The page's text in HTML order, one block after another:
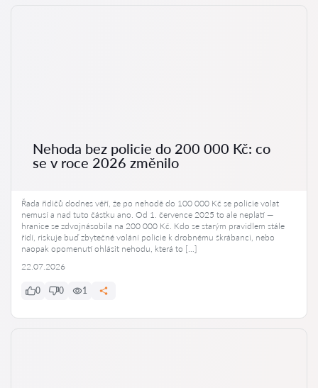
Nehoda bez policie do 200 000 Kč: co
se v roce 2026 změnilo
Řada řidičů dodnes věří, že po nehodě do 100 000 Kč se policie volat
nemusí a nad tuto částku ano. Od 1. července 2025 to ale neplatí —
hranice se zdvojnásobila na 200 000 Kč. Kdo se starým pravidlem stále
řídí, riskuje buď zbytečné volání policie k drobnému škrábanci, nebo
naopak opomenutí ohlásit nehodu, která to […]
22.07.2026
0 0 1